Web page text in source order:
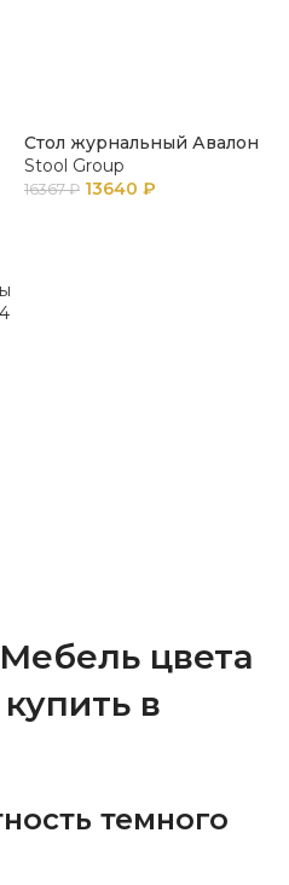
Стол журнальный Авалон
Stool Group
16367₽ 13640 ₽
цвета
в
темного